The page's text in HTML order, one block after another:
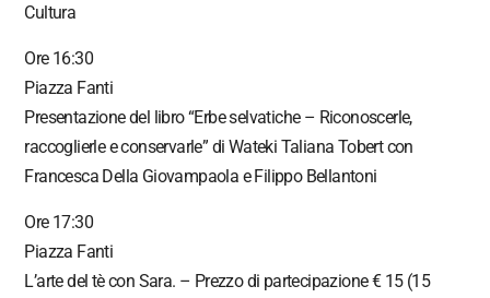
Cultura
Ore 16:30
Piazza Fanti
Presentazione del libro “Erbe selvatiche – Riconoscerle,
raccoglierle e conservarle” di Wateki Taliana Tobert con
Francesca Della Giovampaola e Filippo Bellantoni
Ore 17:30
Piazza Fanti
L’arte del tè con Sara. – Prezzo di partecipazione € 15 (15